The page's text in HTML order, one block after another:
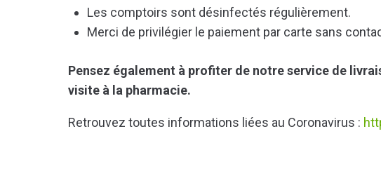
Les comptoirs sont désinfectés régulièrement.
Merci de privilégier le paiement par carte sans
Pensez également à profiter de notre service de
visite à la pharmacie.
Retrouvez toutes informations liées au Coronavirus :